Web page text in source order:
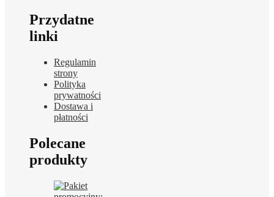
Przydatne
linki
Regulamin
strony
Polityka
prywatności
Dostawa i
płatności
Polecane
produkty